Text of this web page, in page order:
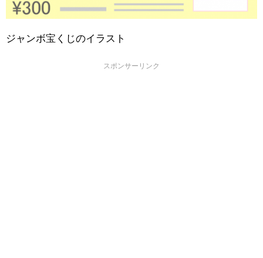
ジャンボ宝くじのイラスト
スポンサーリンク